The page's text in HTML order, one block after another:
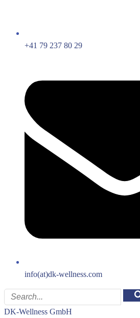
+41 79 237 80 29
info(at)dk-wellness.com
DK-Wellness GmbH